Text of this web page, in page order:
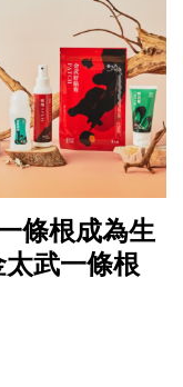
條根成為生
武一條根